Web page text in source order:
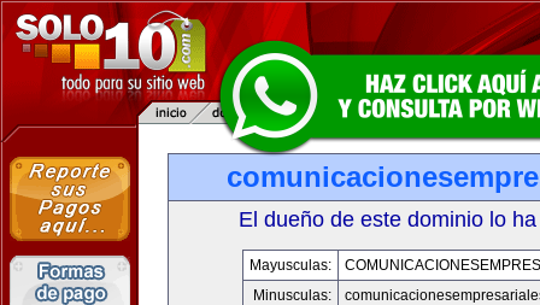
El dueño de este dominio lo
Mayusculas:
Minusculas: